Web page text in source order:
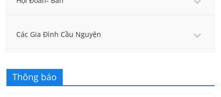
Các Gia Đình Cầu Nguyện
Thông báo